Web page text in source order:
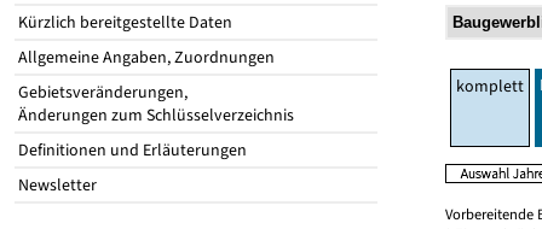
Kürzlich bereitgestellte Daten
Allgemeine Angaben, Zuordnungen
Gebietsveränderungen,
Änderungen zum Schlüsselverzeichnis
Definitionen und Erläuterungen
Newsletter
komplett
Vorbereitende